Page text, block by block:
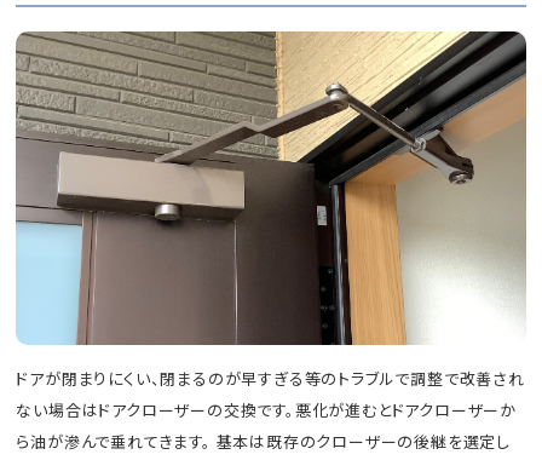
ドアが閉まりにくい、閉まるのが早すぎる等のトラブルで調整で改善され
ない場合はドアクローザーの交換です。悪化が進むとドアクローザーか
ら油が滲んで垂れてきます。 基本は既存のクローザーの後継を選定し